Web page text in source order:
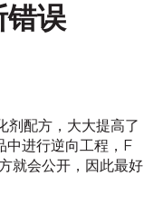
误
剂配方，大大提高了
中进行逆向工程，F
就会公开，因此最好